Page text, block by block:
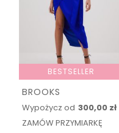
BESTSELLER
BROOKS
Wypożycz od 300,00 zł
ZAMÓW PRZYMIARKĘ